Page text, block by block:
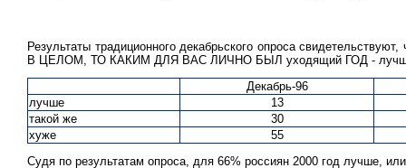
Результаты традиционного декабрьского опроса
В ЦЕЛОМ, ТО КАКИМ ДЛЯ ВАС ЛИЧНО БЫЛ уходящий ГОД - лучше,
Декабрь-96
лучше
13
такой же
30
хуже
55
Судя по результатам опроса, для 66% россиян 2000 год лучше,